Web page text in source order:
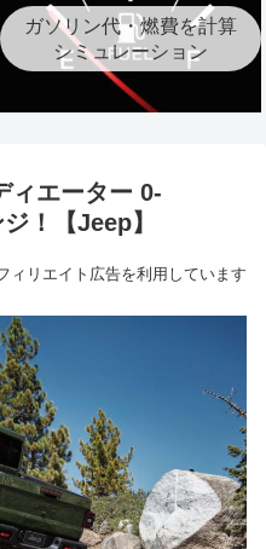
ガソリン代・燃費を計算
シミュレーション
ィエーター 0-
！【Jeep】
ィリエイト広告を利用しています